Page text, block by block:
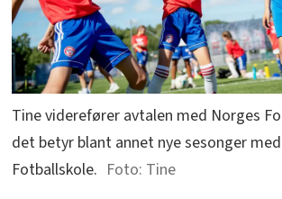
Tine viderefører avtalen med Norges
det betyr blant annet nye sesonger
Fotballskole.
Tine